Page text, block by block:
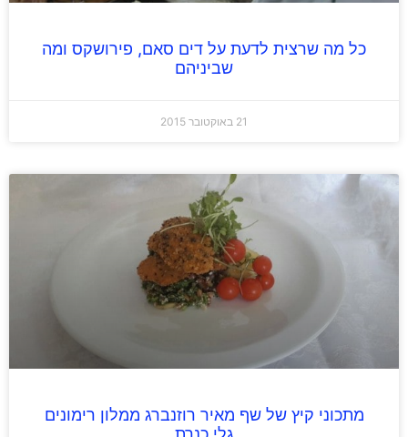
כל מה שרצית לדעת על דים סאם, פירושקס ומה
שביניהם
מתכוני קיץ של שף מאיר רוזנברג ממלון רימונים